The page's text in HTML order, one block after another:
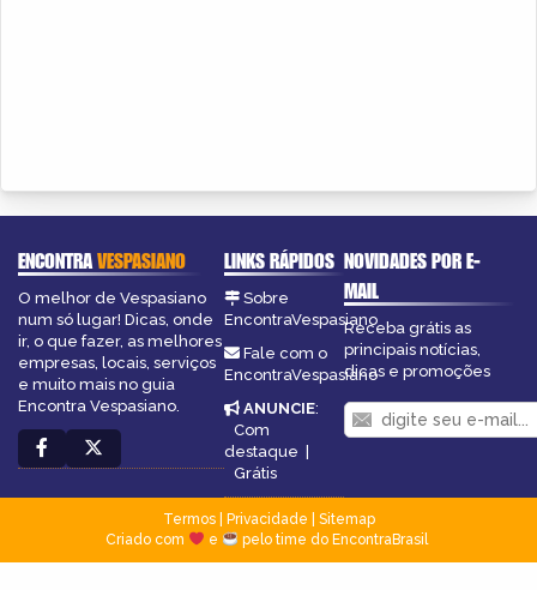
ENCONTRAVESPASIANO
O melhor de Vespasiano
num só lugar! Dicas, onde
ir, o que fazer, as melhores
empresas, locais, serviços
e muito mais no guia
Encontra Vespasiano.
LINKS RÁPIDOS
Sobre
EncontraVespasiano
Fale com o
EncontraVespasiano
ANUNCIE:
Com
destaque
Grátis
NOVIDADES POR E-
MAIL
Receba grátis as
principais notícias,
dicas e promoções
Termos| Privacidade
Sitemap
Criado com
e pelo time do EncontraBrasil